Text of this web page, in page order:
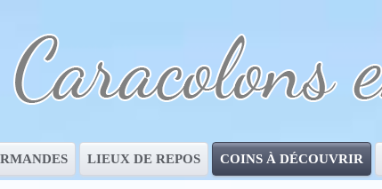
LIEUX DE REPOS COINS À DÉCOUVRIR